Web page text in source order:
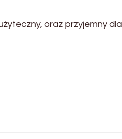
oraz przyjemny dla